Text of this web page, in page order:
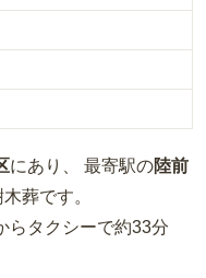
にあり、 最寄駅の陸前
木葬です。
らタクシーで約33分